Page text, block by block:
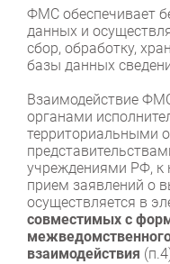
ФМС обеспечивает
данных и
сбор, обработку,
базы данных
Взаимодействие
органами
территориальными
учреждениями РФ, к
прием заявлений о
осуществляется в
совместимых с
взаимодействия